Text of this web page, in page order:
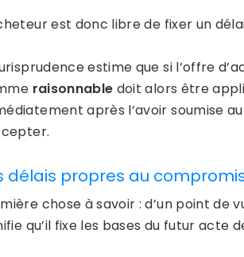
est donc libre de fixer un
estime que si l’offre
raisonnable doit alors être
après l’avoir soumise
délais propres au
chose à savoir : d’un point
qu’il fixe les bases du futur acte